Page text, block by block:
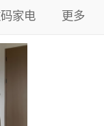
家电 更多